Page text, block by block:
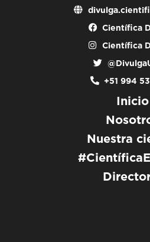
Científica
Científica
+51 994
Inicio
Nuestra